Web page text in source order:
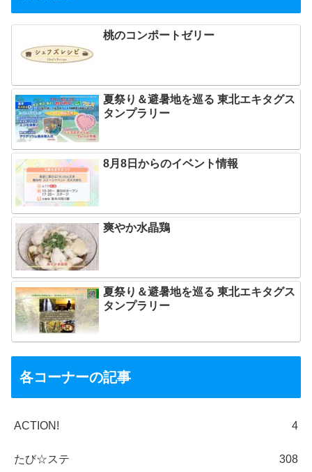
桃のコンポートゼリー
夏祭り＆避暑地を巡る 東北エキタグス
タンプラリー
8月8日からのイベント情報
爽やか水晶鶏
夏祭り＆避暑地を巡る 東北エキタグス
タンプラリー
各コーナーの記事
ACTION! 4
たび☆ステ 308